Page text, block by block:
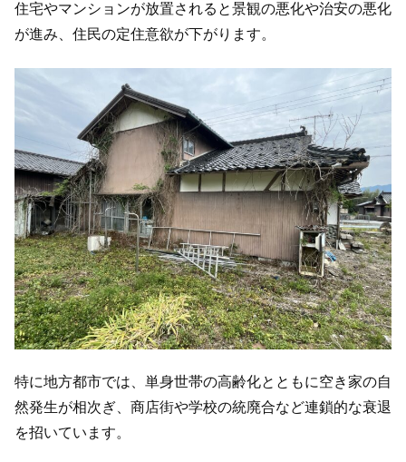
住宅やマンションが放置されると景観の悪化や治安の悪化
が進み、住民の定住意欲が下がります。
特に地方都市では、単身世帯の高齢化とともに空き家の自
然発生が相次ぎ、商店街や学校の統廃合など連鎖的な衰退
を招いています。